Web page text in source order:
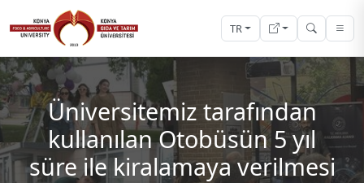
TR
Üniversitemiz tarafından
kullanılan Otobüsün 5 yıl
süre ile kiralamaya verilmesi